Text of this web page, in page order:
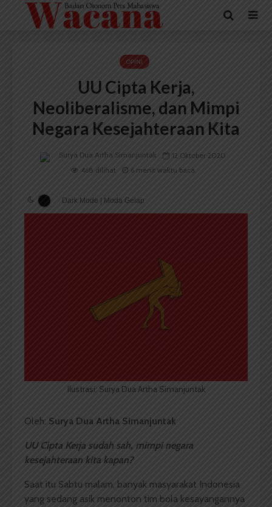
OPINI
UU Cipta Kerja,
Neoliberalisme, dan Mimpi
Negara Kesejahteraan Kita
Surya Dua Artha Simanjuntak
12 Oktober 2020
468 dilihat
6 menit waktu baca
Dark Mode | Moda Gelap
Ilustrasi: Surya Dua Artha Simanjuntak
Oleh: Surya Dua Artha Simanjuntak
UU Cipta Kerja sudah sah, mimpi negara
kesejahteraan kita kapan?
Saat itu Sabtu malam, banyak masyarakat Indonesia
yang sedang asik menonton tim bola kesayangannya